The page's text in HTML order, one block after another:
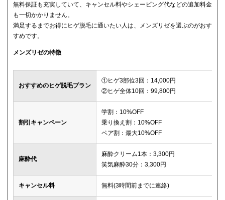
無料保証も充実していて、キャンセル料やシェービング代などの追加料金
も一切かかりません。
満足するまでお得にヒゲ脱毛に通いたい人は、メンズリゼを選ぶのがおす
すめです。
メンズリゼの特徴
おすすめのヒゲ脱毛プラン
①ヒゲ3部位3回：14,000円
②ヒゲ全体10回：99,800円
割引キャンペーン
学割：10%OFF
乗り換え割：10%OFF
ペア割：最大10%OFF
麻酔代
麻酔クリーム1本：3,300円
笑気麻酔30分：3,300円
キャンセル料 無料(3時間前までに連絡)